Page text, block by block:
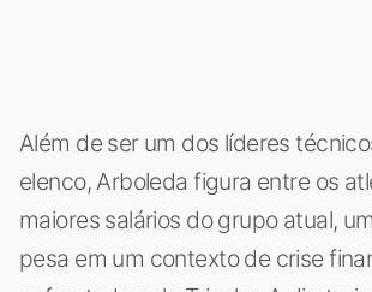
Além de ser um dos líderes
elenco, Arboleda figura entre os
maiores salários do grupo atual,
pesa em um contexto de crise